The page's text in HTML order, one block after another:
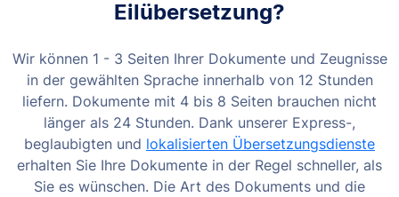
Eilübersetzung?
Wir können 1 - 3 Seiten Ihrer Dokumente und Zeugnisse
in der gewählten Sprache innerhalb von 12 Stunden
liefern. Dokumente mit 4 bis 8 Seiten brauchen nicht
länger als 24 Stunden. Dank unserer Express-,
beglaubigten und lokalisierten Übersetzungsdienste
erhalten Sie Ihre Dokumente in der Regel schneller, als
Sie es wünschen. Die Art des Dokuments und die